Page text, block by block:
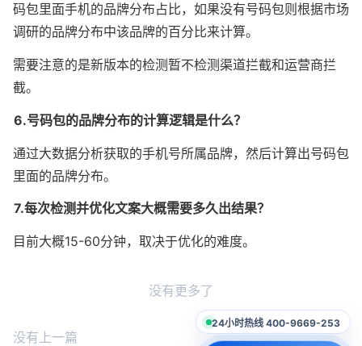
码包里面手机的品牌分布占比，如果没有号码包则根据市场
调研的品牌分布中该品牌的百分比来计算。
需要注意的是新版本的检测暂不检测渠道拦截和运营商拦
截。
6.号码包的品牌分布的计算逻辑是什么？
通过大数据分析获取的手机号所属品牌，然后计算出号码包
里面的品牌分布。
7.每次检测并优化文案大概需要多久出结果？
目前大概15-60分钟，取决于优化的难度。
没有更多了
没有上一篇
24小时热线 400-9669-253